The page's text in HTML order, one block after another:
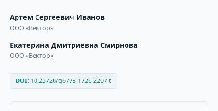
Артем Сергеевич Иванов
ООО «Вектор»
Екатерина Дмитриевна Смирнова
ООО «Вектор»
DOI: 10.25726/g6773-1726-2207-t